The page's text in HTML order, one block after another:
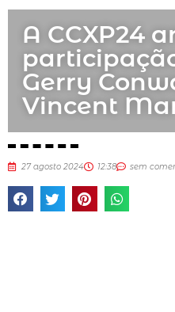
A CCXP24
Gerry
Vincent
27 agosto 2024 12:38 sem